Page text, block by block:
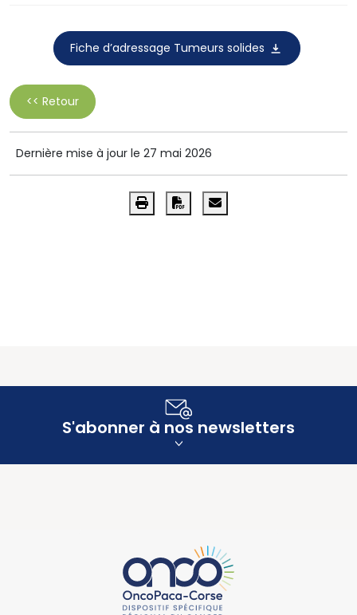
Fiche d’adressage Tumeurs solides
<< Retour
Dernière mise à jour le 27 mai 2026
S'abonner à nos newsletters